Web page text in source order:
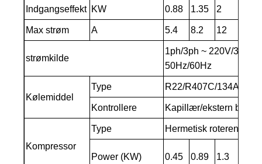
Indgangseffekt KW 0.88 1.35 2
Max strøm A 5.4 8.2 12
strømkilde
1ph/3ph ~ 220V/380V
50Hz/60Hz
Kølemiddel
Type R22/R407C/134A/
Kontrollere Kapillær/ekstern
Kompressor
Type Hermetisk roterende/
Power (KW) 0.45 0.89 1.3